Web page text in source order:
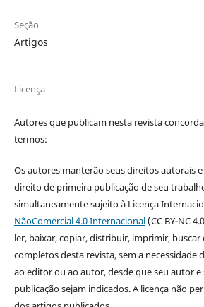
Seção
Artigos
Licença
Autores que publicam nesta revista
termos:
Os autores manterão seus direitos autorais
direito de primeira publicação de seu
simultaneamente sujeito à Licença
NãoComercial 4.0 Internacional(CC BY-NC
ler, baixar, copiar, distribuir, imprimir,
completos desta revista, sem a necessidade
ao editor ou ao autor, desde que seu autor
publicação sejam indicados. A licença não